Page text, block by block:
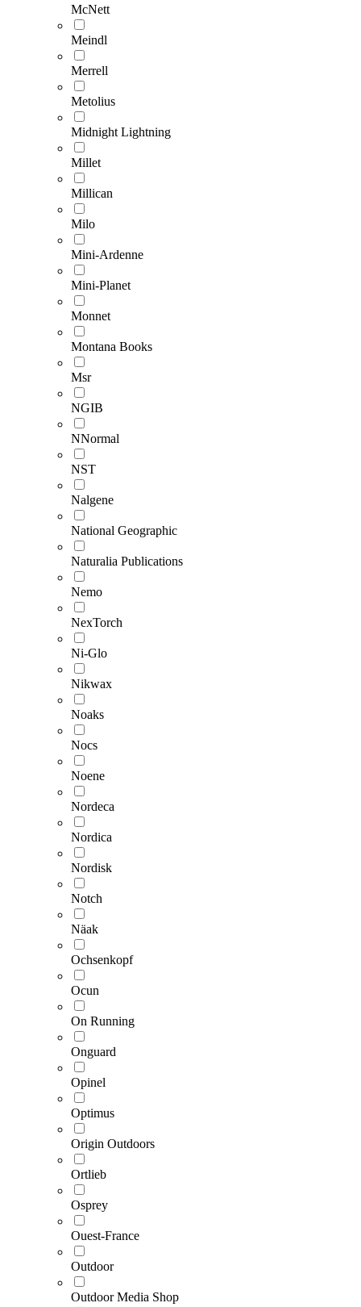
McNett
Meindl
Merrell
Metolius
Midnight Lightning
Millet
Millican
Milo
Mini-Ardenne
Mini-Planet
Monnet
Montana Books
Msr
NGIB
NNormal
NST
Nalgene
National Geographic
Naturalia Publications
Nemo
NexTorch
Ni-Glo
Nikwax
Noaks
Nocs
Noene
Nordeca
Nordica
Nordisk
Notch
Näak
Ochsenkopf
Ocun
On Running
Onguard
Opinel
Optimus
Origin Outdoors
Ortlieb
Osprey
Ouest-France
Outdoor
Outdoor Media Shop